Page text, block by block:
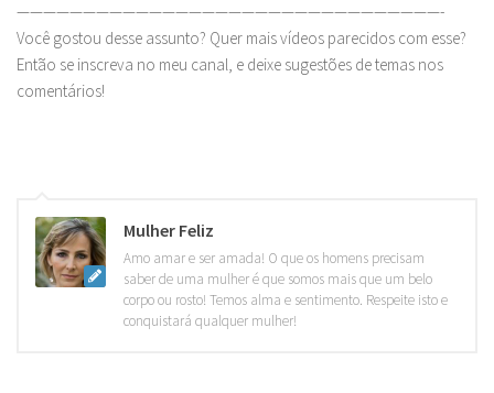
————————————————————————————————-
Você gostou desse assunto? Quer mais vídeos parecidos com esse?
Então se inscreva no meu canal, e deixe sugestões de temas nos
comentários!
Mulher Feliz
Amo amar e ser amada! O que os homens precisam
saber de uma mulher é que somos mais que um belo
corpo ou rosto! Temos alma e sentimento. Respeite isto e
conquistará qualquer mulher!